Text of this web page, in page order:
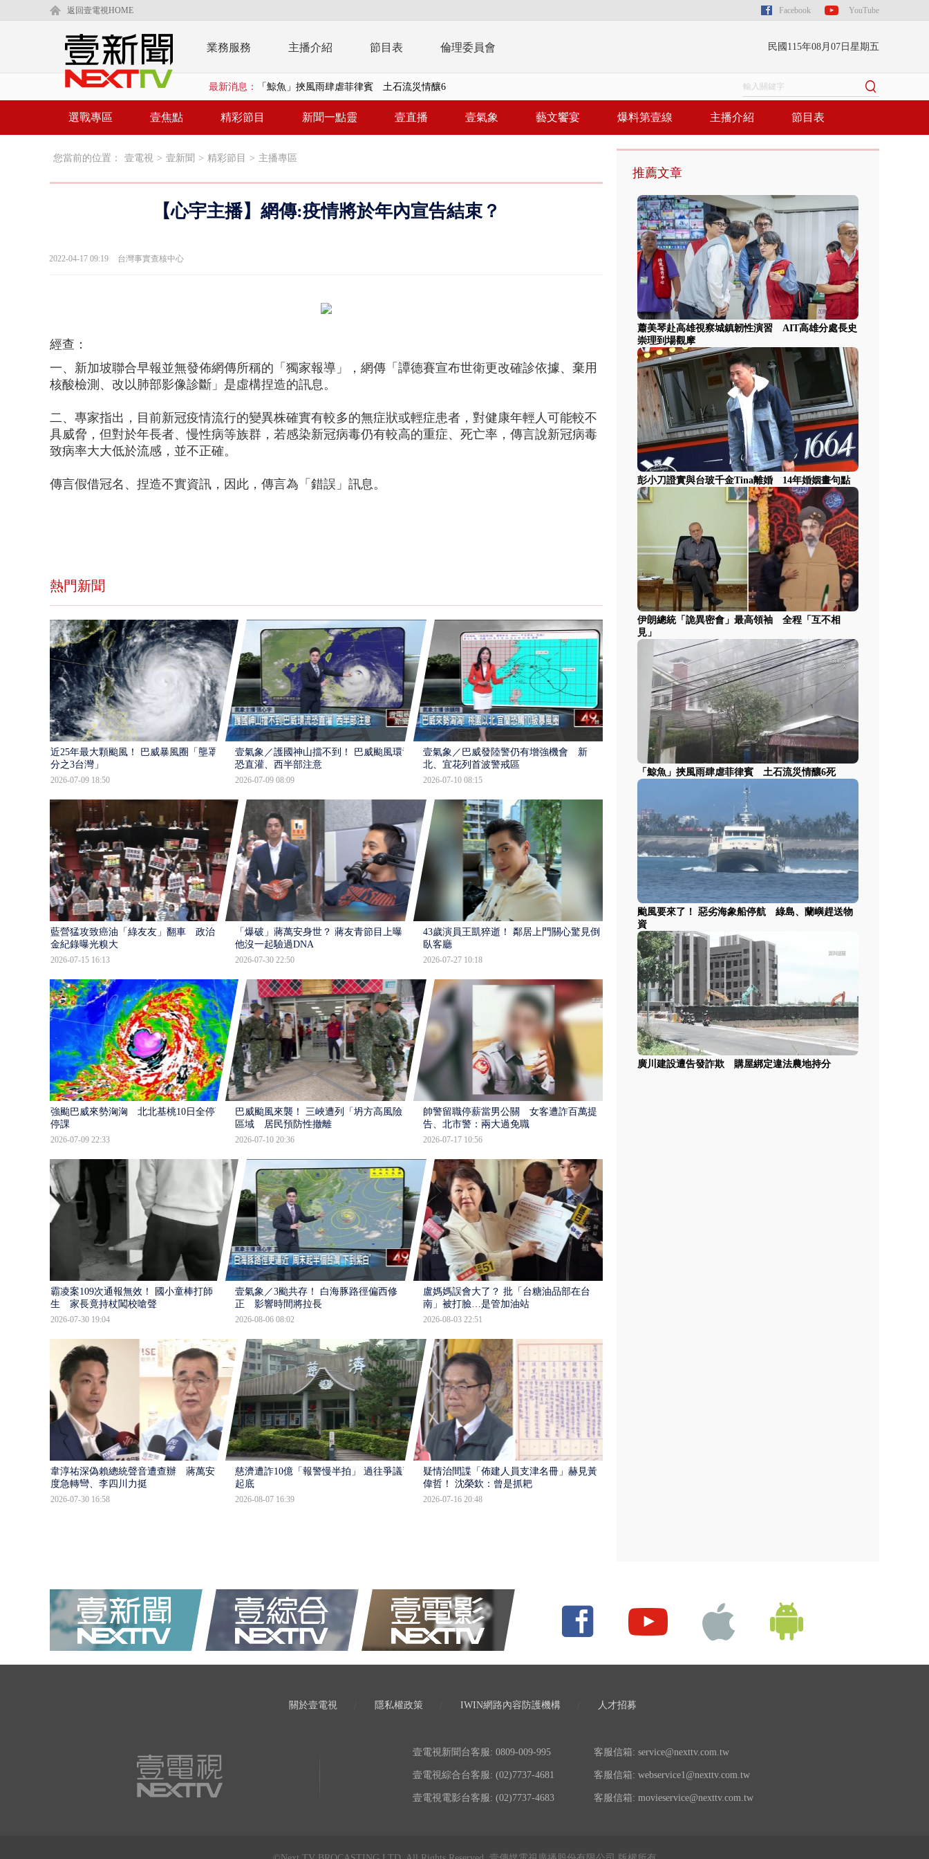
返回壹電視HOME Facebook YouTube
業務服務 主播介紹 節目表 倫理委員會 民國115年08月07日星期五
最新消息： 颱風要來了！ 惡劣海象船停航 綠島、蘭嶼...
廣川建設遭告發詐欺 購屋綁定違法農地持分
蕭美琴赴高雄視察城鎮韌性演習 AIT高雄分...
選戰專區 壹焦點 精彩節目 新聞一點靈 壹直播 壹氣象 藝文饗宴 爆料第壹線 主播介紹 節目表
您當前的位置： 壹電視 > 壹新聞 > 精彩節目 > 主播專區
【心宇主播】網傳:疫情將於年內宣告結束？
2022-04-17 09:19 台灣事實查核中心
經查：
一、新加坡聯合早報並無發佈網傳所稱的「獨家報導」，網傳「譚德賽宣布世衛更改確診依據、棄用
核酸檢測、改以肺部影像診斷」是虛構捏造的訊息。
二、專家指出，目前新冠疫情流行的變異株確實有較多的無症狀或輕症患者，對健康年輕人可能較不
具威脅，但對於年長者、慢性病等族群，若感染新冠病毒仍有較高的重症、死亡率，傳言說新冠病毒
致病率大大低於流感，並不正確。
傳言假借冠名、捏造不實資訊，因此，傳言為「錯誤」訊息。
熱門新聞
近25年最大顆颱風！ 巴威暴風圈「壟罩4
分之3台灣」
2026-07-09 18:50
壹氣象／護國神山擋不到！ 巴威颱風環流
恐直灌、西半部注意
2026-07-09 08:09
壹氣象／巴威發陸警仍有增強機會 新
北、宜花列首波警戒區
2026-07-10 08:15
藍營猛攻致癌油「綠友友」翻車 政治獻
金紀錄曝光糗大
2026-07-15 16:13
「爆破」蔣萬安身世？ 蔣友青節目上曝：
他沒一起驗過DNA
2026-07-30 22:50
43歲演員王凱猝逝！ 鄰居上門關心驚見倒
臥客廳
2026-07-27 10:18
強颱巴威來勢洶洶 北北基桃10日全停班
停課
2026-07-09 22:33
巴威颱風來襲！ 三峽遭列「坍方高風險」
區域 居民預防性撤離
2026-07-10 20:36
帥警留職停薪當男公關 女客遭詐百萬提
告、北市警：兩大過免職
2026-07-17 10:56
霸凌案109次通報無效！ 國小童棒打師
生 家長竟持杖闖校嗆聲
2026-07-30 19:04
壹氣象／3颱共存！ 白海豚路徑偏西修
正 影響時間將拉長
2026-08-06 08:02
盧媽媽誤會大了？ 批「台糖油品部在台
南」被打臉…是管加油站
2026-08-03 22:51
韋淳祐深偽賴總統聲音遭查辦 蔣萬安態
度急轉彎、李四川力挺
2026-07-30 16:58
慈濟遭詐10億「報警慢半拍」 過往爭議遭
起底
2026-08-07 16:39
疑情治間諜「佈建人員支津名冊」赫見黃
偉哲！ 沈榮欽：曾是抓耙
2026-07-16 20:48
推薦文章
蕭美琴赴高雄視察城鎮韌性演習 AIT高雄分處長史
崇理到場觀摩
彭小刀證實與台玻千金Tina離婚 14年婚姻畫句點
伊朗總統「詭異密會」最高領袖 全程「互不相
見」
「鯨魚」挾風雨肆虐菲律賓 土石流災情釀6死
颱風要來了！ 惡劣海象船停航 綠島、蘭嶼趕送物
資
廣川建設遭告發詐欺 購屋綁定違法農地持分
關於壹電視 隱私權政策 IWIN網路內容防護機構 人才招募
壹電視新聞台客服: 0809-009-995 客服信箱: service@nexttv.com.tw
壹電視綜合台客服: (02)7737-4681 客服信箱: webservice1@nexttv.com.tw
壹電視電影台客服: (02)7737-4683 客服信箱: movieservice@nexttv.com.tw